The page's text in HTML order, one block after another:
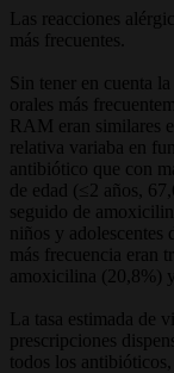
Las reacciones
más frecuentes.
Sin tener en cuenta
orales más
RAM eran similares
relativa variaba en
antibiótico que con
de edad (≤2 años,
seguido de
niños y
más frecuencia eran
amoxicilina (20,8%)
La tasa estimada de
prescripciones
todos los